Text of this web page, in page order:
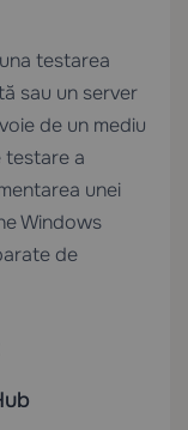
testarea
sau un server
de un mediu
testare a
unei
Windows
de